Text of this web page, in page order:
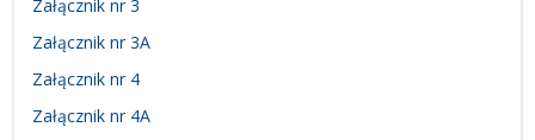
Załącznik nr 3
Załącznik nr 3A
Załącznik nr 4
Załącznik nr 4A